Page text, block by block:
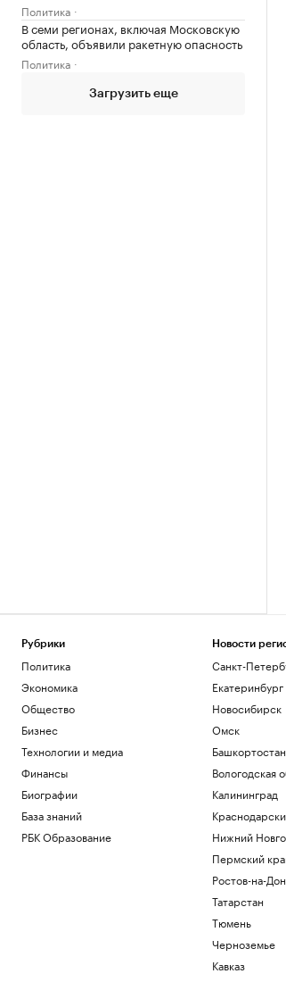
Политика
В семи регионах, включая Московскую
область, объявили ракетную опасность
Политика
Загрузить еще
Рубрики
Политика
Экономика
Общество
Бизнес
Технологии и медиа
Финансы
Биографии
База знаний
РБК Образование
Новости
Санкт-
Екатеринбург
Новосибирск
Омск
Башкортостан
Вологодская
Калининград
Нижний
Пермский
Ростов-на-
Татарстан
Тюмень
Черноземье
Кавказ